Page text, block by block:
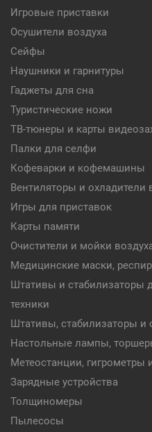
Игровые приставки
Осушители воздуха
Сейфы
Наушники и гарнитуры
Гаджеты для сна
Туристические ножи
ТВ-тюнеры и карты
Палки для селфи
Кофеварки и кофемашины
Вентиляторы и охладители
Игры для приставок
Карты памяти
Очистители и мойки
Медицинские маски,
Штативы и стабилизаторы
техники
Штативы, стабилизаторы и
Настольные лампы,
Метеостанции, гигрометры
Зарядные устройства
Толщиномеры
Пылесосы